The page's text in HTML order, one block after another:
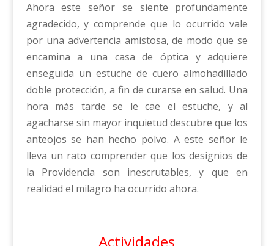
Ahora este señor se siente profundamente
agradecido, y comprende que lo ocurrido vale
por una advertencia amistosa, de modo que se
encamina a una casa de óptica y adquiere
enseguida un estuche de cuero almohadillado
doble protección, a fin de curarse en salud. Una
hora más tarde se le cae el estuche, y al
agacharse sin mayor inquietud descubre que los
anteojos se han hecho polvo. A este señor le
lleva un rato comprender que los designios de
la Providencia son inescrutables, y que en
realidad el milagro ha ocurrido ahora.
Actividades